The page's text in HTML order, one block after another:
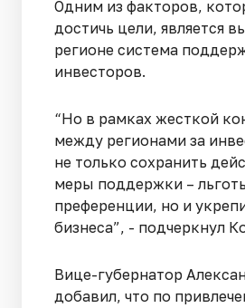
Одним из факторов,
достичь цели, является
регионе система
инвесторов.
“Но в рамках жесткой
между регионами за
не только сохранить
меры поддержки –
преференции, но и
бизнеса”, - подчеркнул
Вице-губернатор
добавил, что по